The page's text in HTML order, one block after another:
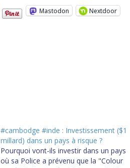
Mastodon Nextdoor
#cambodge #inde : Investissement ($1
millard) dans un pays à risque ?
Pourquoi vont-ils investir dans un pays
où sa Police a prévenu que la "Colour